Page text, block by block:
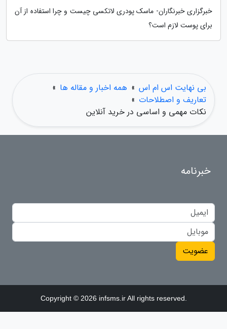
خبرگزاری خبرنگاران- ماسک پودری لاتکسی چیست و چرا استفاده از آن
برای پوست لازم است؟
بی نهایت اس ام اس » همه اخبار و مقاله ها »
تعاریف و اصطلاحات »
نکات مهمی و اساسی در خرید آنلاین
خبرنامه
عضویت
Copyright © 2026 infsms.ir All rights reserved.